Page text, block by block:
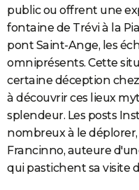
Carte Bonne année
Carte Pâques
DICTIONNAIRE
Dictionnaire
Biographies
Citations
Expressions
Proverbes
PROGRAMME TV
COPAINS D'AVANT
S'inscrire
Se connecter
Lycées
Collèges
Primaires
Universités
Entreprises
Service militaire
Avis de recherche
FORUM
Bricolage
Lifestyle
Culture
Sport
Auto
Television
Voyage
Cinema
public ou offrent une
fontaine de Trévi à la
pont Saint-Ange, les
omniprésents. Cette
certaine déception
à découvrir ces lieux
splendeur. Les posts
nombreux à le
Francinno, auteure
qui pastichent sa visite